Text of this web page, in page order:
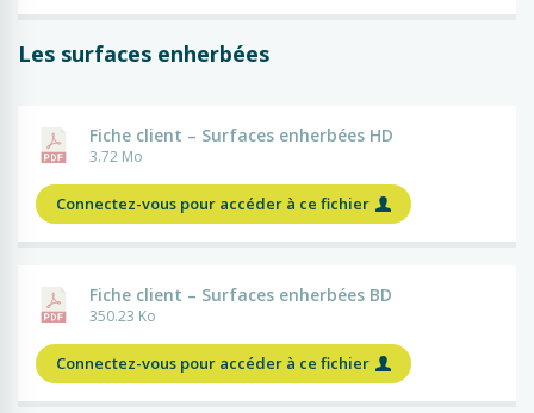
Les surfaces enherbées
Fiche client – Surfaces enherbées HD
3.72 Mo
Connectez-vous pour accéder à ce fichier
Fiche client – Surfaces enherbées BD
350.23 Ko
Connectez-vous pour accéder à ce fichier